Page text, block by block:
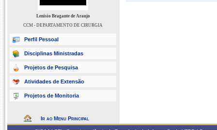
Lenisio Bragante de Araujo
CCM - DEPARTAMENTO DE CIRURGIA
Perfil Pessoal
Disciplinas Ministradas
Projetos de Pesquisa
Atividades de Extensão
Projetos de Monitoria
Ir ao Menu Principal